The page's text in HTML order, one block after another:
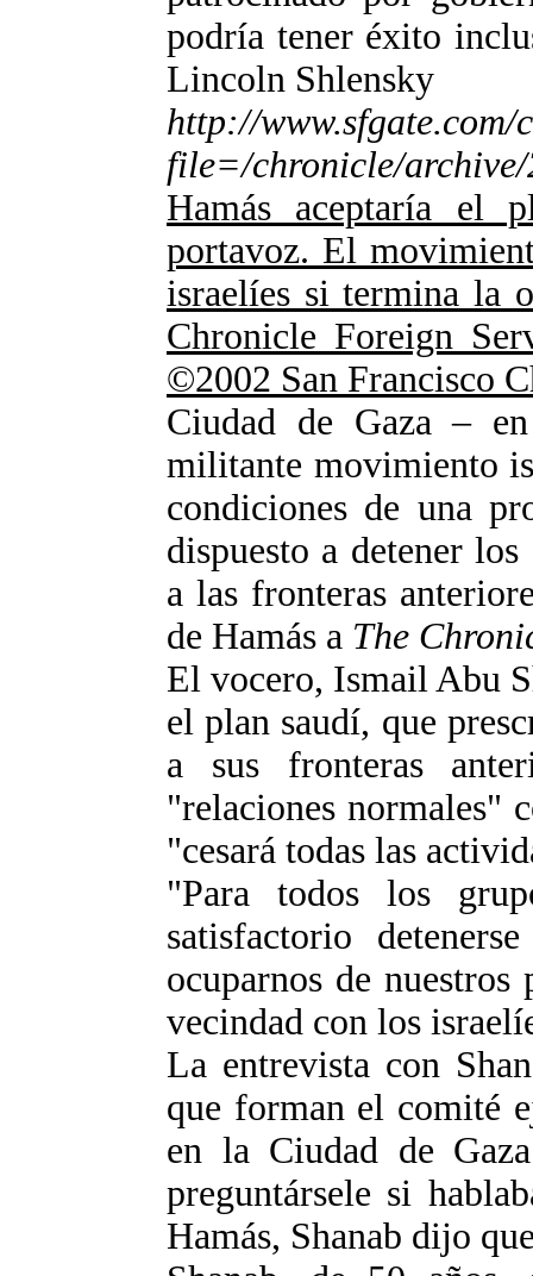
podría tener éxito
Lincoln Shlensky
http://
file=/chronicle/
Hamás aceptaría el
portavoz. El
israelíes si termina la
Chronicle Foreign
©2002 San Francisco
Ciudad de Gaza –
militante movimiento
condiciones de una
dispuesto a detener
a las fronteras
de Hamás a The
El vocero, Ismail Abu
el plan saudí, que
a sus fronteras
"relaciones normales"
"cesará todas las
"Para todos los
satisfactorio
ocuparnos de
vecindad con los
La entrevista con
que forman el comité
en la Ciudad de
preguntársele si
Hamás, Shanab dijo